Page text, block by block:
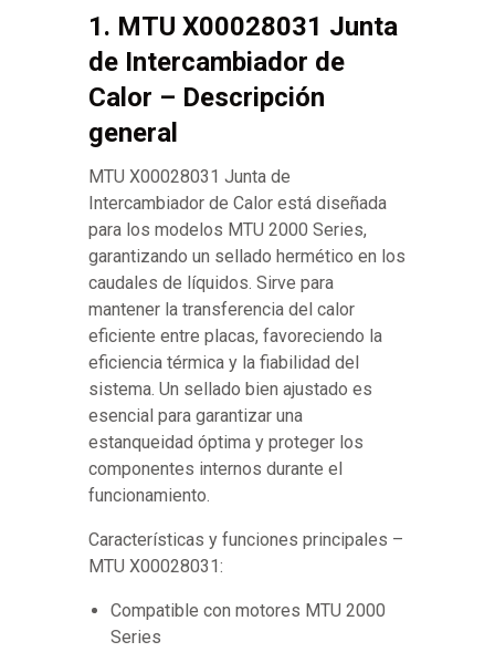
1. MTU X00028031 Junta
de Intercambiador de
Calor – Descripción
general
MTU X00028031 Junta de
Intercambiador de Calor está diseñada
para los modelos MTU 2000 Series,
garantizando un sellado hermético en los
caudales de líquidos. Sirve para
mantener la transferencia del calor
eficiente entre placas, favoreciendo la
eficiencia térmica y la fiabilidad del
sistema. Un sellado bien ajustado es
esencial para garantizar una
estanqueidad óptima y proteger los
componentes internos durante el
funcionamiento.
Características y funciones principales –
MTU X00028031:
Compatible con motores MTU 2000
Series